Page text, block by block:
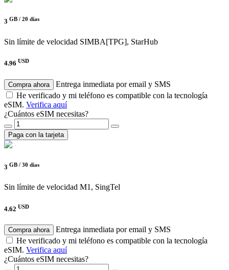
3 GB / 20 días
Sin límite de velocidad SIMBA[TPG], StarHub
4.96 USD
Compra ahora
Entrega inmediata por email y SMS
He verificado y mi teléfono es compatible con la tecnología
eSIM. Verifica aquí
¿Cuántos eSIM necesitas?
Paga con la tarjeta
3 GB / 30 días
Sin límite de velocidad M1, SingTel
4.62 USD
Compra ahora
Entrega inmediata por email y SMS
He verificado y mi teléfono es compatible con la tecnología
eSIM. Verifica aquí
¿Cuántos eSIM necesitas?